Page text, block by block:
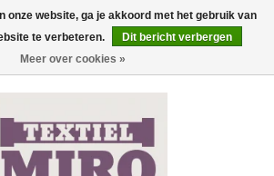
0 Artikelen - €0,00
onze website, ga je akkoord met het gebruik van
te verbeteren.
Dit bericht verbergen
Meer over cookies »